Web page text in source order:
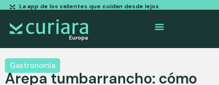
Laappde los valientes que cuidan desde lejos
Gastronomía
Arepa tumbarrancho: cómo